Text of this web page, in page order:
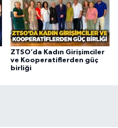
ZTSO’da Kadın Girişimciler
ve Kooperatiflerden güç
birliği